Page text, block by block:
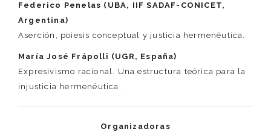
Federico Penelas (UBA, IIF SADAF-CONICET,
Argentina)
Aserción, poiesis conceptual y justicia hermenéutica.
María José Frápolli (UGR, España)
Expresivismo racional. Una estructura teórica para la
injusticia hermenéutica.
Organizadoras